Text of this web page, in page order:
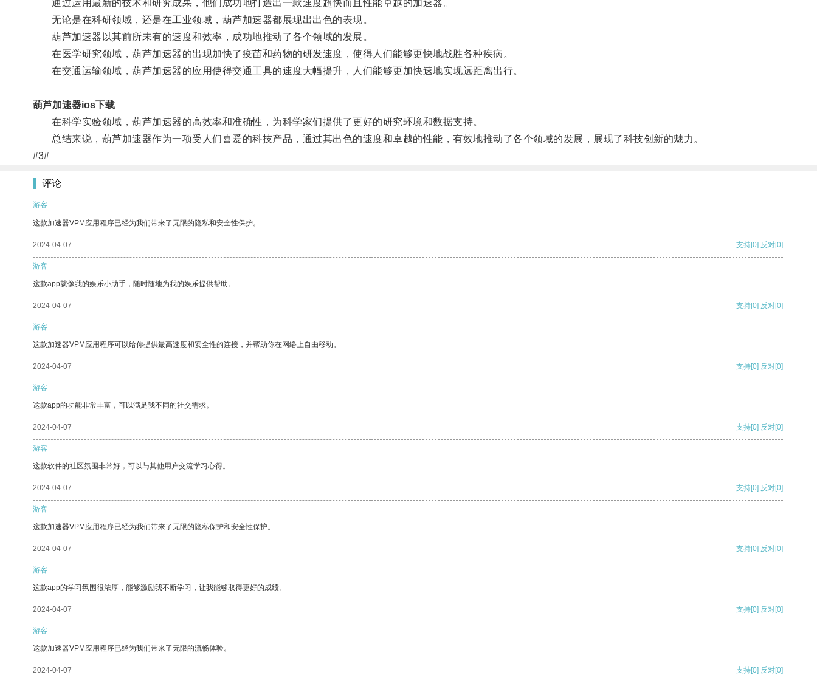
通过运用最新的技术和研究成果，他们成功地打造出一款速度超快而且性能卓越的加速器。
无论是在科研领域，还是在工业领域，葫芦加速器都展现出出色的表现。
葫芦加速器以其前所未有的速度和效率，成功地推动了各个领域的发展。
在医学研究领域，葫芦加速器的出现加快了疫苗和药物的研发速度，使得人们能够更快地战胜各种疾病。
在交通运输领域，葫芦加速器的应用使得交通工具的速度大幅提升，人们能够更加快速地实现远距离出行。
葫芦加速器ios下载
在科学实验领域，葫芦加速器的高效率和准确性，为科学家们提供了更好的研究环境和数据支持。
总结来说，葫芦加速器作为一项受人们喜爱的科技产品，通过其出色的速度和卓越的性能，有效地推动了各个领域的发展，展现了科技创新的魅力。
#3#
评论
游客
这款加速器VPM应用程序已经为我们带来了无限的隐私和安全性保护。
2024-04-07 支持[0] 反对[0]
游客
这款app就像我的娱乐小助手，随时随地为我的娱乐提供帮助。
2024-04-07 支持[0] 反对[0]
游客
这款加速器VPM应用程序可以给你提供最高速度和安全性的连接，并帮助你在网络上自由移动。
2024-04-07 支持[0] 反对[0]
游客
这款app的功能非常丰富，可以满足我不同的社交需求。
2024-04-07 支持[0] 反对[0]
游客
这款软件的社区氛围非常好，可以与其他用户交流学习心得。
2024-04-07 支持[0] 反对[0]
游客
这款加速器VPM应用程序已经为我们带来了无限的隐私保护和安全性保护。
2024-04-07 支持[0] 反对[0]
游客
这款app的学习氛围很浓厚，能够激励我不断学习，让我能够取得更好的成绩。
2024-04-07 支持[0] 反对[0]
游客
这款加速器VPM应用程序已经为我们带来了无限的流畅体验。
2024-04-07 支持[0] 反对[0]